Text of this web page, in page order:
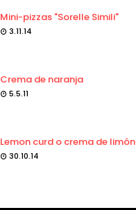
Mini-pizzas "Sorelle Simili"
3.11.14
Crema de naranja
5.5.11
Lemon curd o crema de limón
30.10.14